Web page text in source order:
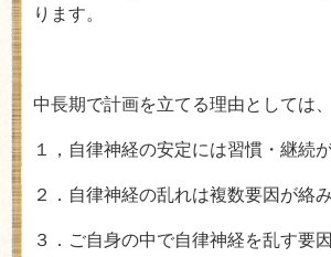
ります。
中長期で計画を立てる理由としては、
１，自律神経の安定には習慣・継続
２．自律神経の乱れは複数要因が絡
３．ご自身の中で自律神経を乱す要